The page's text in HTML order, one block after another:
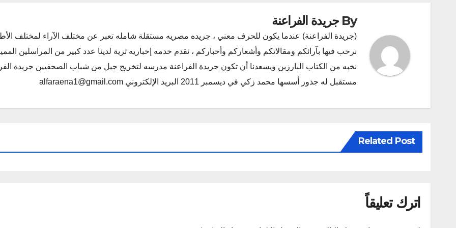
By جريدة الفراعنة
(جريدة الفراعنة) عندما يكون للحرف معني ، جريده مصريه مستقلة شامله تعبر عن مختلف الآراء لمختلف
نرحب فيها بآرائكم ومقالاتكم وأشعاركم وأخباركم ، نقدم خدمه إخباريه ثرية لدينا عدد كبير من المراسلين
نخبه من الكتاب البارزين ويسعدنا أن تكون جريدة الفراعنة مدرسه لتخريج جيل من شباب الصحفيين جريدة
مستقبل له جذور أسسها محمد زكي في ديسمبر 2011 البريد الإلكتروني alfaraena1@gmail.com
Related Post
اترك تعليقاً